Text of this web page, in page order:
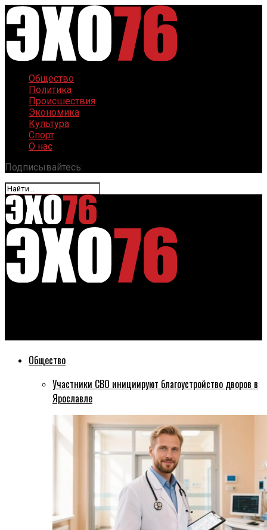
Общество
Политика
Происшествия
Экономика
Культура
Спорт
О нас
Подписывайтесь:
Общество
Участники СВО инициируют благоустройство дворов в
Ярославле